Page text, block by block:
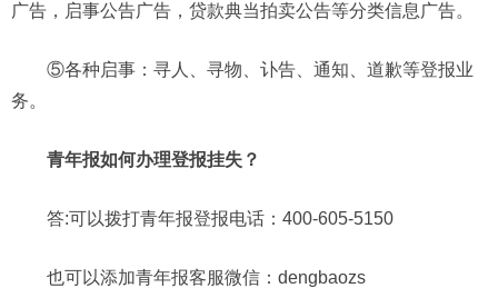
广告，启事公告广告，贷款典当拍卖公告等分类信息广告。
⑤各种启事：寻人、寻物、讣告、通知、道歉等登报业
务。
青年报如何办理登报挂失？
答:可以拨打青年报登报电话：400-605-5150
也可以添加青年报客服微信：dengbaozs